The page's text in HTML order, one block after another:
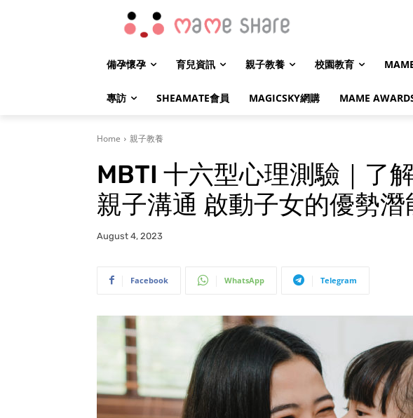
備孕懷孕 育兒資訊 親子教養 校園教育
專訪 SHEAMATE會員 MAGICSKY網購 MAME
Home 親子教養
MBTI 十六型心理測驗｜了
親子溝通 啟動子女的優勢潛
August 4, 2023
Facebook WhatsApp Telegram